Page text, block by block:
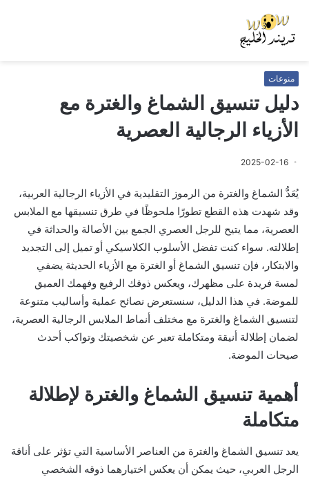
منوعات
دليل تنسيق الشماغ والغترة مع
الأزياء الرجالية العصرية
2025-02-16
يُعَدُّ الشماغ والغترة من الرموز التقليدية في الأزياء الرجالية العربية،
وقد شهدت هذه القطع تطورًا ملحوظًا في طرق تنسيقها مع الملابس
العصرية، مما يتيح للرجل العصري الجمع بين الأصالة والحداثة في
إطلالته. سواء كنت تفضل الأسلوب الكلاسيكي أو تميل إلى التجديد
والابتكار، فإن تنسيق الشماغ أو الغترة مع الأزياء الحديثة يضفي
لمسة فريدة على مظهرك، ويعكس ذوقك الرفيع وفهمك العميق
للموضة. في هذا الدليل، سنستعرض نصائح عملية وأساليب متنوعة
لتنسيق الشماغ والغترة مع مختلف أنماط الملابس الرجالية العصرية،
لضمان إطلالة أنيقة ومتكاملة تعبر عن شخصيتك وتواكب أحدث
صيحات الموضة.
أهمية تنسيق الشماغ والغترة لإطلالة
متكاملة
يعد تنسيق الشماغ والغترة من العناصر الأساسية التي تؤثر على أناقة
الرجل العربي، حيث يمكن أن يعكس اختيارهما ذوقه الشخصي